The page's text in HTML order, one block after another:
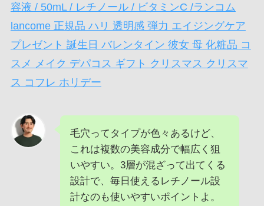
容液 / 50mL / レチノール / ビタミンC /ランコム
lancome 正規品 ハリ 透明感 弾力 エイジングケア
プレゼント 誕生日 バレンタイン 彼女 母 化粧品 コ
スメ メイク デパコス ギフト クリスマス クリスマ
ス コフレ ホリデー
毛穴ってタイプが色々あるけど、
これは複数の美容成分で幅広く狙
いやすい。3層が混ざって出てくる
設計で、毎日使えるレチノール設
計なのも使いやすいポイントよ。